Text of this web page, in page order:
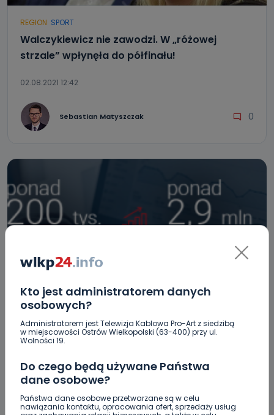
Kto jest administratorem danych
osobowych?
Administratorem jest Telewizja Kablowa Pro-Art z siedzibą
w miejscowości Ostrów Wielkopolski (63-400) przy ul.
Wolności 19.
Do czego będą używane Państwa
dane osobowe?
Państwa dane osobowe przetwarzane są w celu
nawiązania kontaktu, opracowania ofert, sprzedaży usług
REGION SPORT
Walczykiewicz nie zawodzi. W „różowej
strzale” wpłynęła do półfinału!
02.08.2021 12:42
Sebastian Matyszczak 0
REGION SPORT
Nie tylko Patrycja. Łukasz też pojedzie na
igrzyska w Tokio!